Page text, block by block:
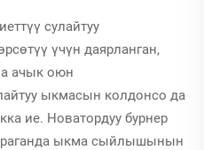
сулайтуу
үчүн даярланган,
ачык оюн
ыкмасын колдонсо да
ие. Новатордуу бурнер
ыкма сыйлышынын